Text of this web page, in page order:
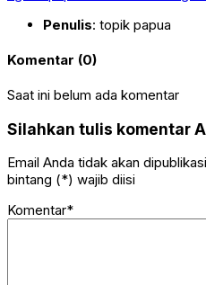
Penulis: topik papua
Komentar (0)
Saat ini belum ada komentar
Silahkan tulis komentar
Email Anda tidak akan
bintang (*) wajib diisi
Komentar*